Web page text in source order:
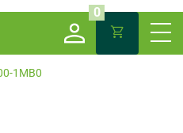
0
1MB0